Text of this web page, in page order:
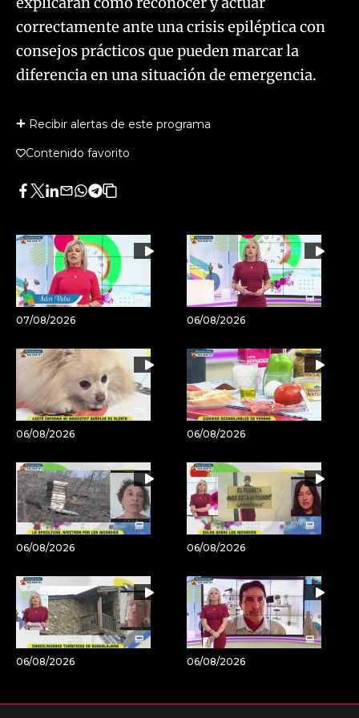
correctamente ante una crisis epiléptica con
consejos prácticos que pueden marcar la
diferencia en una situación de emergencia.
Recibir alertas de este programa
Contenido favorito
Facebook
Twitter
LinkedIn
Enviar
Whatsapp
Telegram
Copiar
artículo
07/08/2026 06/08/2026
06/08/2026 06/08/2026
06/08/2026 06/08/2026
06/08/2026 06/08/2026